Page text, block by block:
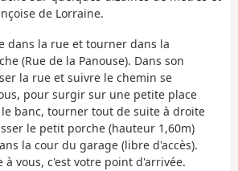
de Lorraine.
dans la rue et tourner dans la
(Rue de la Panouse). Dans son
la rue et suivre le chemin se
pour surgir sur une petite place
banc, tourner tout de suite à droite
le petit porche (hauteur 1,60m)
la cour du garage (libre d'accès).
à vous, c'est votre point d'arrivée.